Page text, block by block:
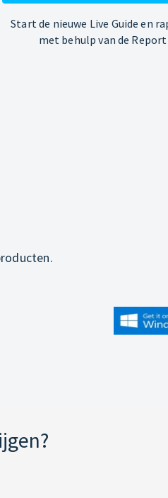
Start de nieuwe Live Guide en
met behulp van de